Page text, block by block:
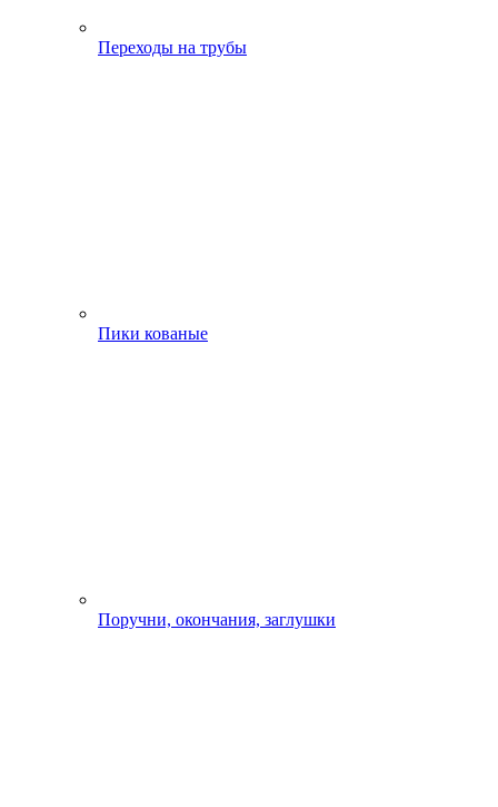
Переходы на трубы
Пики кованые
Поручни, окончания, заглушки